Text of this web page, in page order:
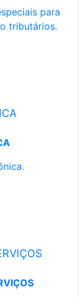
para
tributários.